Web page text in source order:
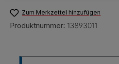
Zum Merkzettel hinzufügen
Produktnummer: 13893011